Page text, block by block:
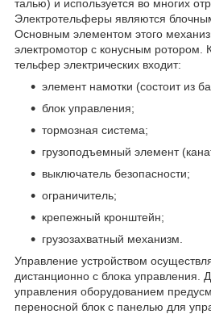
талью) и используется во многих
Электротельферы являются
Основным элементом этого
электромотор с конусным ротором.
тельфер электрических входит:
элемент намотки (состоит из
блок управления;
тормозная система;
грузоподъемный элемент
выключатель безопасности;
ограничитель;
крепежный кронштейн;
грузозахватный механизм.
Управление устройством
дистанционно с блока управления.
управления оборудованием
переносной блок с панелью для